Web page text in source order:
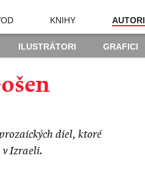
KNIHY AUTORI
ILUSTRÁTORI GRAFICI
diel, ktoré
v Izraeli.